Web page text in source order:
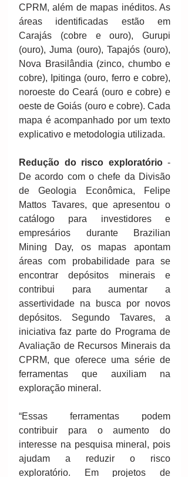
CPRM, além de mapas inéditos. As
áreas identificadas estão em
Carajás (cobre e ouro), Gurupi
(ouro), Juma (ouro), Tapajós (ouro),
Nova Brasilândia (zinco, chumbo e
cobre), Ipitinga (ouro, ferro e cobre),
noroeste do Ceará (ouro e cobre) e
oeste de Goiás (ouro e cobre). Cada
mapa é acompanhado por um texto
explicativo e metodologia utilizada.
Redução do risco exploratório -
De acordo com o chefe da Divisão
de Geologia Econômica, Felipe
Mattos Tavares, que apresentou o
catálogo para investidores e
empresários durante Brazilian
Mining Day, os mapas apontam
áreas com probabilidade para se
encontrar depósitos minerais e
contribui para aumentar a
assertividade na busca por novos
depósitos. Segundo Tavares, a
iniciativa faz parte do Programa de
Avaliação de Recursos Minerais da
CPRM, que oferece uma série de
ferramentas que auxiliam na
exploração mineral.
“Essas ferramentas podem
contribuir para o aumento do
interesse na pesquisa mineral, pois
ajudam a reduzir o risco
exploratório. Em projetos de